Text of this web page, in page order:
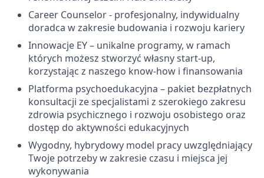
Career Counselor - profesjonalny, indywidualny
doradca w zakresie budowania i rozwoju kariery
Innowacje EY – unikalne programy, w ramach
których możesz stworzyć własny start-up,
korzystając z naszego know-how i finansowania
Platforma psychoedukacyjna – pakiet bezpłatnych
konsultacji ze specjalistami z szerokiego zakresu
zdrowia psychicznego i rozwoju osobistego oraz
dostęp do aktywności edukacyjnych
Wygodny, hybrydowy model pracy uwzględniający
Twoje potrzeby w zakresie czasu i miejsca jej
wykonywania